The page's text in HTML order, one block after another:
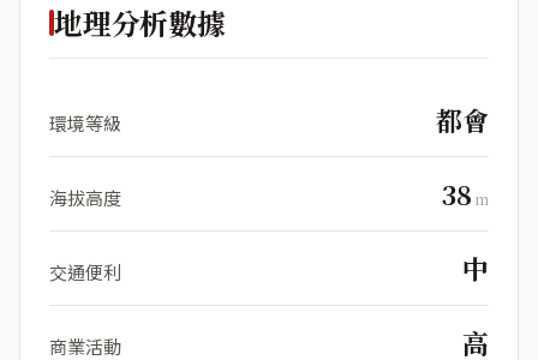
地理分析數據
環境等級 都會
海拔高度 38 m
交通便利 中
商業活動 高